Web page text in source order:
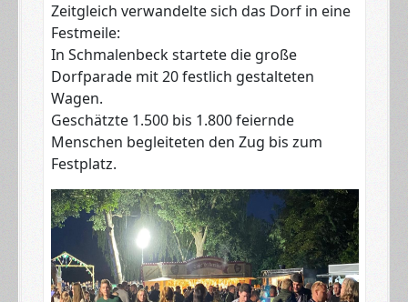
​Zeitgleich verwandelte sich das Dorf in eine
Festmeile:
​In Schmalenbeck startete die große
Dorfparade mit 20 festlich gestalteten
Wagen.
​Geschätzte 1.500 bis 1.800 feiernde
Menschen begleiteten den Zug bis zum
Festplatz.